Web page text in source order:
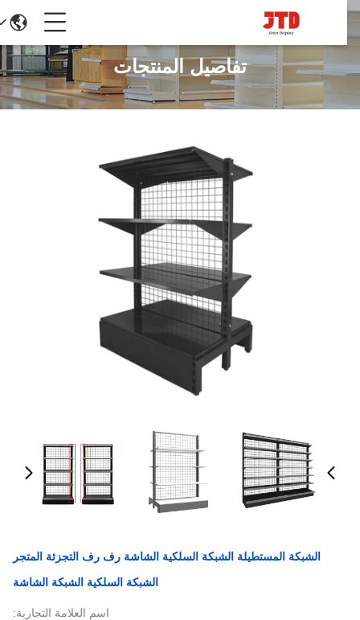
تفاصيل المنتجات
الشبكة المستطيلة الشبكة السلكية الشاشة رف رف التجزئة المتجر
الشبكة السلكية الشبكة الشاشة
اسم العلامة التجارية: